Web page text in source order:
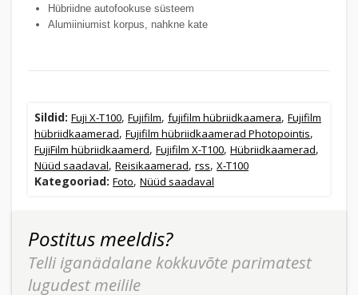
Hübriidne autofookuse süsteem
Alumiiniumist korpus, nahkne kate
Sildid: Fuji X-T100, Fujifilm, fujifilm hübriidkaamera, Fujifilm
hübriidkaamerad, Fujifilm hübriidkaamerad Photopointis,
FujiFilm hübriidkaamerd, Fujifilm X-T100, Hübriidkaamerad,
Nüüd saadaval, Reisikaamerad, rss, X-T100
Kategooriad: Foto, Nüüd saadaval
Postitus meeldis?
Telli iganädalane kokkuvõte parimatest
lugudest meilile